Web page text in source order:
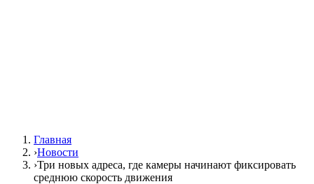
Главная
›Новости
›Три новых адреса, где камеры начинают фиксировать
среднюю скорость движения